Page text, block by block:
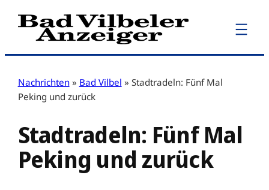
Zum
Inhalt
Nachrichten » Bad Vilbel » Stadtradeln: Fünf Mal
Peking und zurück
Stadtradeln: Fünf Mal
Peking und zurück